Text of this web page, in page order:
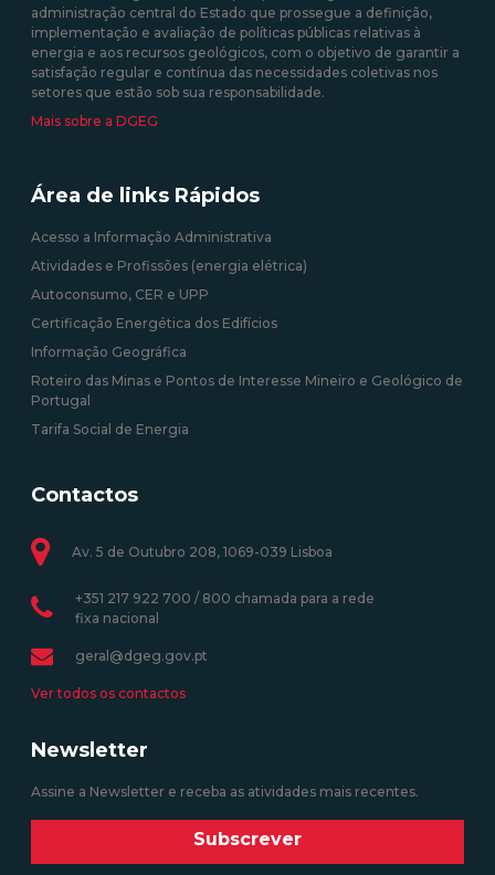
09/09/2020 12:00:00
administração central do Estado que prossegue a definição,
implementação e avaliação de políticas públicas relativas à
energia e aos recursos geológicos, com o objetivo de garantir a
satisfação regular e contínua das necessidades coletivas nos
setores que estão sob sua responsabilidade.
Mais sobre a DGEG
Área de links Rápidos
Acesso a Informação Administrativa
Atividades e Profissões (energia elétrica)
Autoconsumo, CER e UPP
Certificação Energética dos Edifícios
Informação Geográfica
Roteiro das Minas e Pontos de Interesse Mineiro e Geológico de
Portugal
Tarifa Social de Energia
Contactos
Av. 5 de Outubro 208, 1069-039 Lisboa
+351 217 922 700 / 800 chamada para a rede
fixa nacional
geral@dgeg.gov.pt
Ver todos os contactos
Newsletter
Assine a Newsletter e receba as atividades mais recentes.
Subscrever